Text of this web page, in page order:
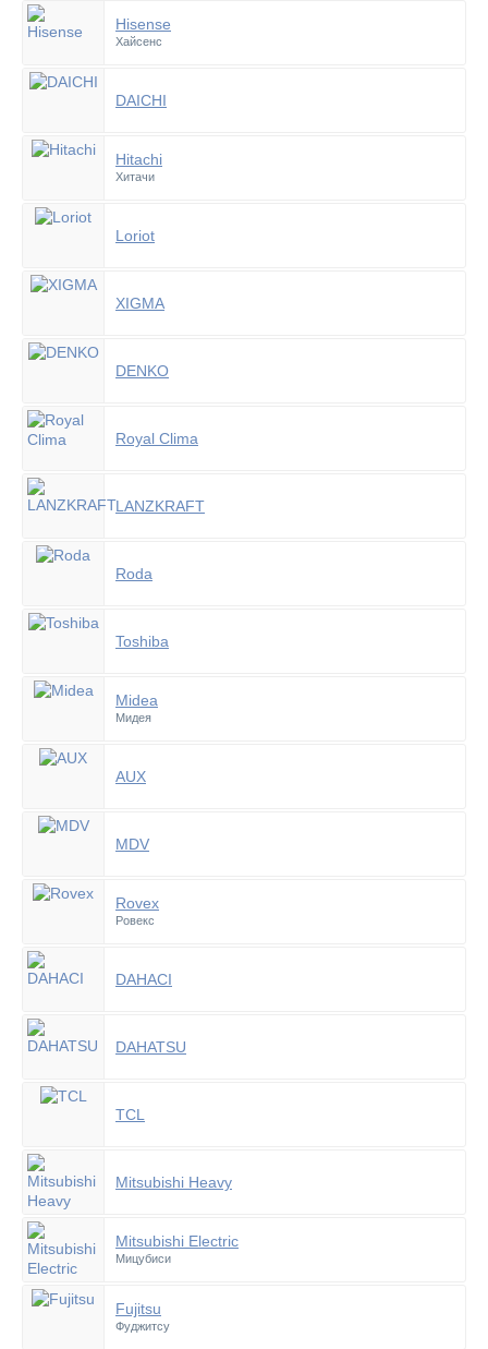
Hisense
Хайсенс
DAICHI
Hitachi
Хитачи
Loriot
XIGMA
DENKO
Royal Clima
LANZKRAFT
Roda
Toshiba
Midea
Мидея
AUX
MDV
Rovex
Ровекс
DAHACI
DAHATSU
TCL
Mitsubishi Heavy
Mitsubishi Electric
Мицубиси
Fujitsu
Фуджитсу